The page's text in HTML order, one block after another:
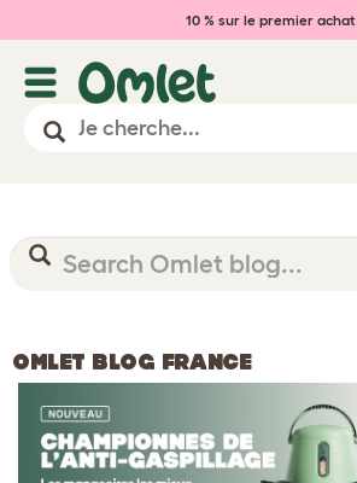
10 % sur le premier achat
OMLET BLOG FRANCE